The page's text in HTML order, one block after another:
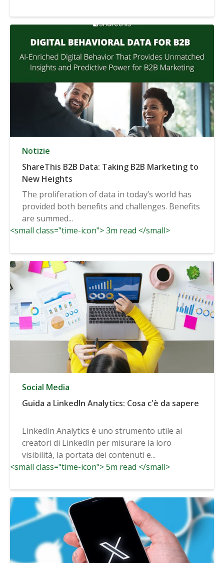
Notizie
ShareThis B2B Data: Taking B2B Marketing to
New Heights
The proliferation of data in today’s world has
provided both benefits and challenges. Benefits
are summed...
<small class="time-icon"> 3m read </small>
Social Media
Guida a LinkedIn Analytics: Cosa c'è da sapere
LinkedIn Analytics è uno strumento utile ai
creatori di LinkedIn per misurare la loro
visibilità, la portata dei contenuti e...
<small class="time-icon"> 5m read </small>